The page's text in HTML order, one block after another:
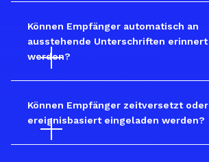
Können Empfänger automatisch an
ausstehende Unterschriften erinnert
werden?
Können Empfänger zeitversetzt oder
ereignisbasiert eingeladen werden?